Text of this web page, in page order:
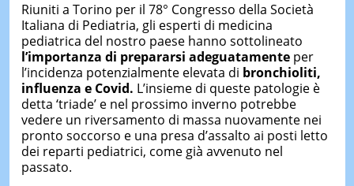
Riuniti a Torino per il 78° Congresso della Società
Italiana di Pediatria, gli esperti di medicina
pediatrica del nostro paese hanno sottolineato
l’importanza di prepararsi adeguatamenteper
l’incidenza potenzialmente elevata di bronchioliti,
influenza e Covid. L’insieme di queste patologie è
detta ‘triade’ e nel prossimo inverno potrebbe
vedere un riversamento di massa nuovamente nei
pronto soccorso e una presa d’assalto ai posti letto
dei reparti pediatrici, come già avvenuto nel
passato.